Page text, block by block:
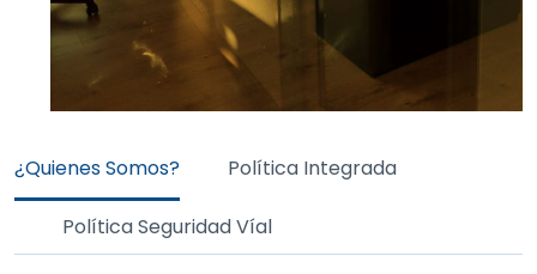
¿Quienes Somos? Política Integrada
Política Seguridad Víal